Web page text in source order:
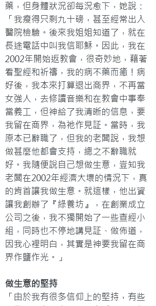
藥，但身體狀況卻每況愈下，她說：
「我瘦得只剩九十磅，甚至經常出入
醫院檢驗。後來我姐姐知道了，就在
長途電話中叫我信耶穌。因此，我在
2002年開始返教會，很奇妙地，藉著
看聖經和祈禱，我的病不藥而癒！病
好後，我本來打算退出商界，不再當
女強人，去修讀音樂和在教會中事奉
當義工，但神給了我清晰的信息，要
我留在商界，為祂作見証。當時，我
原本已辭職了，但我的老闆說，我想
做甚麼他都會支持，總之不辭職就
好。我隨便說自己想做生意，豈知我
老闆在2002年經濟大壞的情況下，真
的肯首讓我做生意。就這樣，他出資
讓我創辦了『綠養坊』，在創業成立
公司之後，我不獨開始了一些查經小
組，同時也不停地講見証、做佈道，
因我心裡明白，其實是神要我留在商
界作鹽作光。」
做生意的堅持
「由於我有很多信仰上的堅持，有些